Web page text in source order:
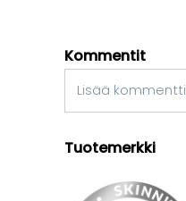
Kommentit
Lisää kommentti
Tuotemerkki